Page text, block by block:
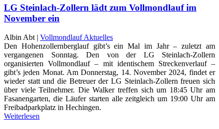
LG Steinlach-Zollern lädt zum Vollmondlauf im
November ein
Albin Abt | Vollmondlauf Aktuelles
Den Hohenzollernberglauf gibt’s ein Mal im Jahr – zuletzt am
vergangenen Sonntag. Den von der LG Steinlach-Zollern
organisierten Vollmondlauf – mit identischem Streckenverlauf –
gibt’s jeden Monat. Am Donnerstag, 14. November 2024, findet er
wieder statt und die Betreuer der LG Steinlach-Zollern freuen sich
über viele Teilnehmer. Die Walker treffen sich um 18:45 Uhr am
Fasanengarten, die Läufer starten alle zeitgleich um 19:00 Uhr am
Freibadparkplatz in Hechingen.
Weiterlesen